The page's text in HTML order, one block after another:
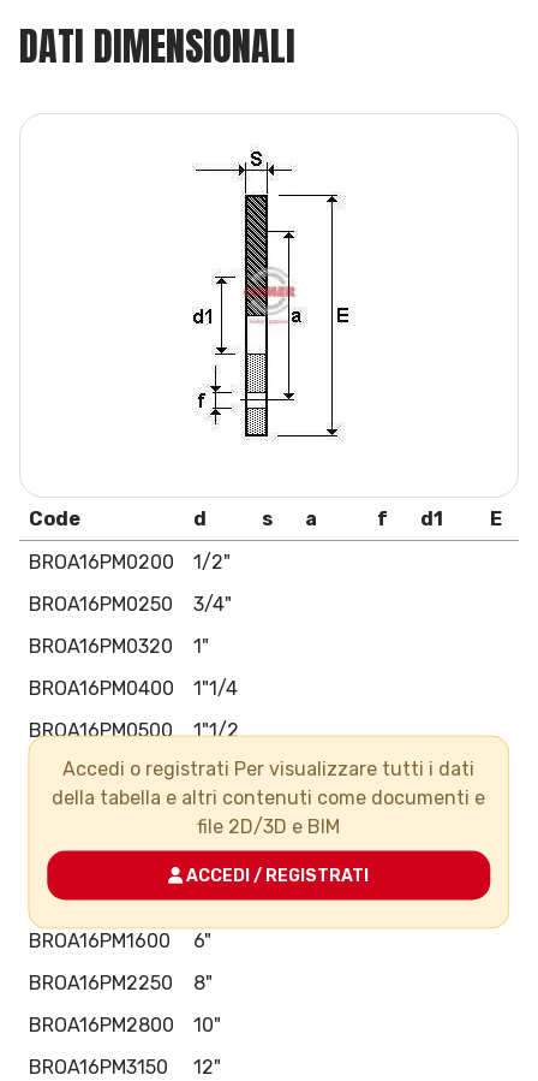
DATI DIMENSIONALI
Code d s a f d1
E
BROA16PM0200
1/2"
BROA16PM0250
3/4"
BROA16PM0320
1"
BROA16PM0400
1"1/4
BROA16PM0500
1"1/2
BROA16PM0630
2"
2"1/2
BROA16PM0900
3"
BROA16PM1100
4"
BROA16PM1600
6"
BROA16PM2250
8"
BROA16PM2800
10"
BROA16PM3150
12"
Accedi o registrati Per visualizzare tutti i dati
della tabella e altri contenuti come documenti e
file 2D/3D e BIM
ACCEDI / REGISTRATI